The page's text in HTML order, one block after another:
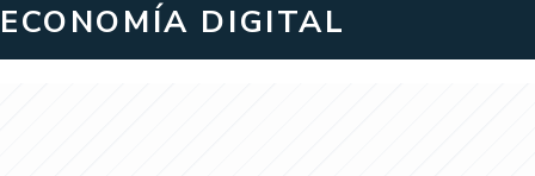
ECONOMÍA DIGITAL